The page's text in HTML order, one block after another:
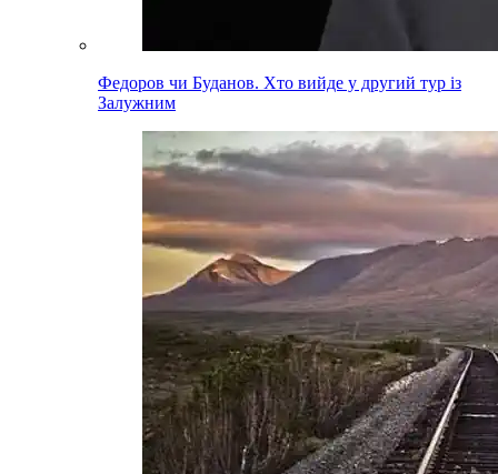
Федоров чи Буданов. Хто вийде у другий тур із
Залужним